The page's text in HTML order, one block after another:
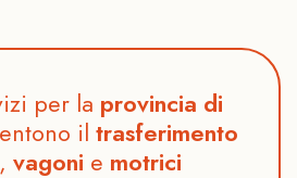
per la provincia di
il trasferimento
, vagoni e motrici